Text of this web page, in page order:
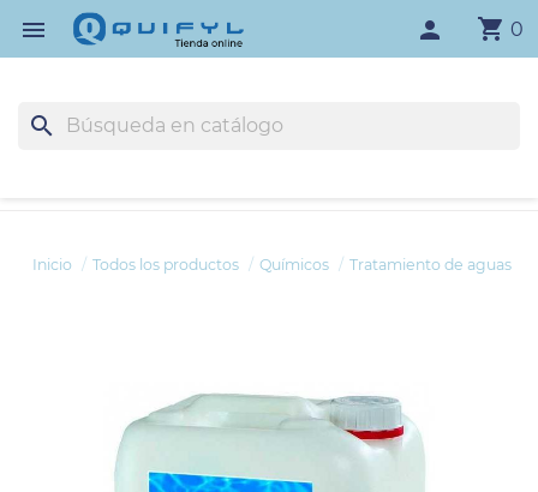
 shopping_cart 0
person
search
Inicio Todos los productos Químicos Tratamiento de aguas